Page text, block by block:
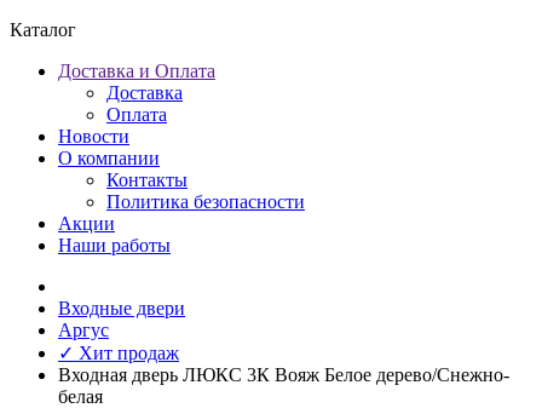
Каталог
Доставка и Оплата
Доставка
Оплата
Новости
О компании
Контакты
Политика безопасности
Акции
Наши работы
Входные двери
Аргус
✓ Хит продаж
Входная дверь ЛЮКС 3К Вояж Белое дерево/Снежно-
белая